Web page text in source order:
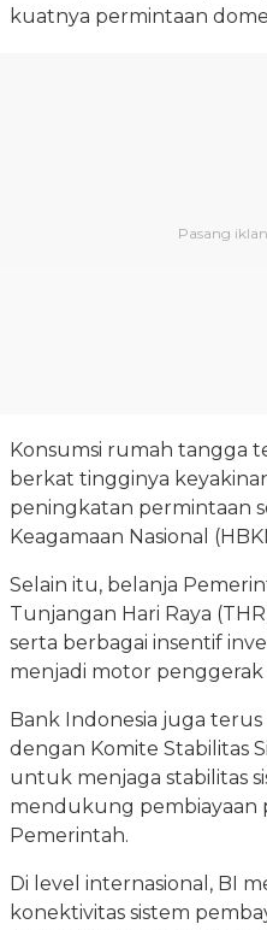
kuatnya permintaan
Konsumsi rumah tangga
berkat tingginya
peningkatan permintaan
Keagamaan Nasional
Selain itu, belanja
Tunjangan Hari Raya
serta berbagai insentif
menjadi motor penggerak
Bank Indonesia juga
dengan Komite Stabilitas
untuk menjaga stabilitas
mendukung pembiayaan
Pemerintah.
Di level internasional, BI
konektivitas sistem